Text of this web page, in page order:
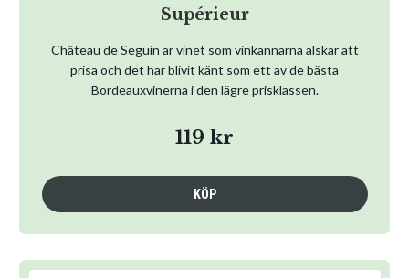
Supérieur
Château de Seguin är vinet som vinkännarna älskar att
prisa och det har blivit känt som ett av de bästa
Bordeauxvinerna i den lägre prisklassen.
119 kr
KÖP